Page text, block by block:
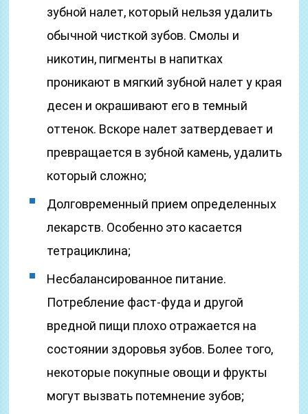
зубной налет, который нельзя удалить
обычной чисткой зубов. Смолы и
никотин, пигменты в напитках
проникают в мягкий зубной налет у края
десен и окрашивают его в темный
оттенок. Вскоре налет затвердевает и
превращается в зубной камень, удалить
который сложно;
Долговременный прием определенных
лекарств. Особенно это касается
тетрациклина;
Несбалансированное питание.
Потребление фаст-фуда и другой
вредной пищи плохо отражается на
состоянии здоровья зубов. Более того,
некоторые покупные овощи и фрукты
могут вызвать потемнение зубов;